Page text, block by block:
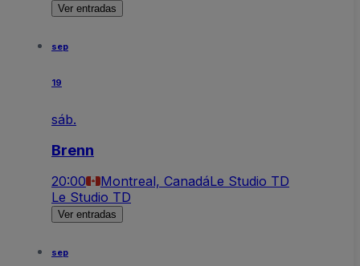
Ver entradas
sep
19
sáb.
Brenn
20:00 Montreal, CanadáLe Studio TD
Le Studio TD
Ver entradas
sep